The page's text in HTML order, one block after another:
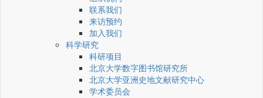
联系我们
来访预约
加入我们
科学研究
科研项目
北京大学数字图书馆研究所
北京大学亚洲史地文献研究中心
学术委员会